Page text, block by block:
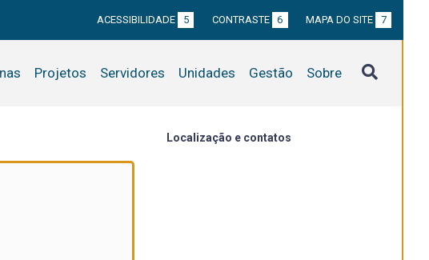
ACESSIBILIDADE 5 CONTRASTE 6 MAPA DO SITE 7
Projetos Servidores Unidades Gestão Sobre
Localização e contatos